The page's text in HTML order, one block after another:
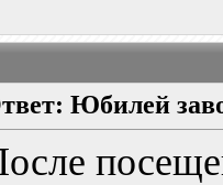
Юбилей